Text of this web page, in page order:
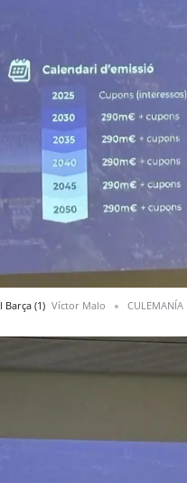
(1) Víctor Malo CULEMANÍA